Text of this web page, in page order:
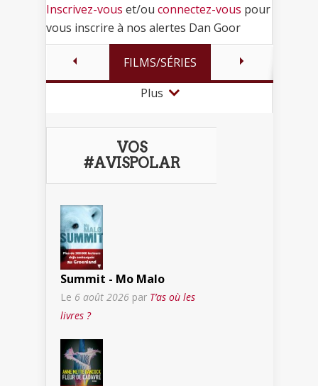
Inscrivez-vous et/ou connectez-vous pour
vous inscrire à nos alertes Dan Goor
FILMS/SÉRIES
Plus
VOS
#AVISPOLAR
Summit - Mo Malo
Le 6 août 2026 par T’as où les
livres ?